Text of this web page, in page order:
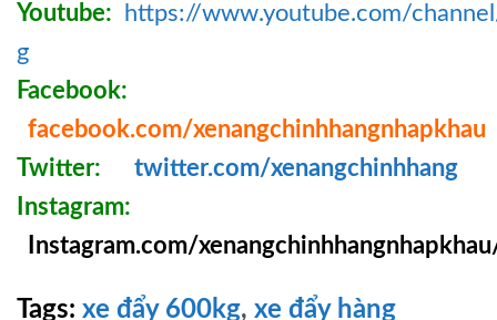
Youtube:
https://www.youtube.com/
g
Facebook:
facebook.com/xenangchinhhangnhapkhau
Twitter:
twitter.com/xenangchinhhang
Instagram:
Instagram.com/
Tags: xe đẩy 600kg, xe đẩy hàng